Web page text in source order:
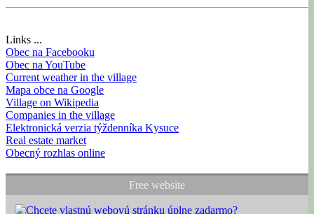
Links ...
Obec na Facebooku
Obec na YouTube
Current weather in the village
Mapa obce na Google
Village on Wikipedia
Companies in the village
Elektronická verzia týždenníka Kysuce
Real estate market
Obecný rozhlas online
Free website